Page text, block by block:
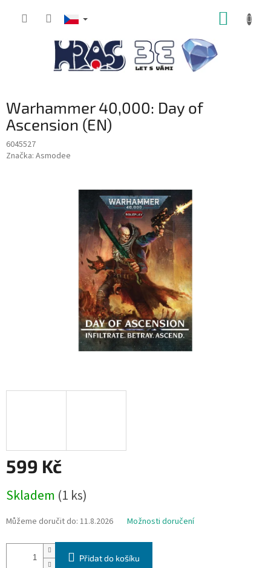
Warhammer 40,000: Day of
Ascension (EN)
6045527
Značka: Asmodee
599 Kč
cena:
Skladem (1 ks)
Můžeme doručit do: 11.8.2026 Možnosti doručení
Přidat do košíku